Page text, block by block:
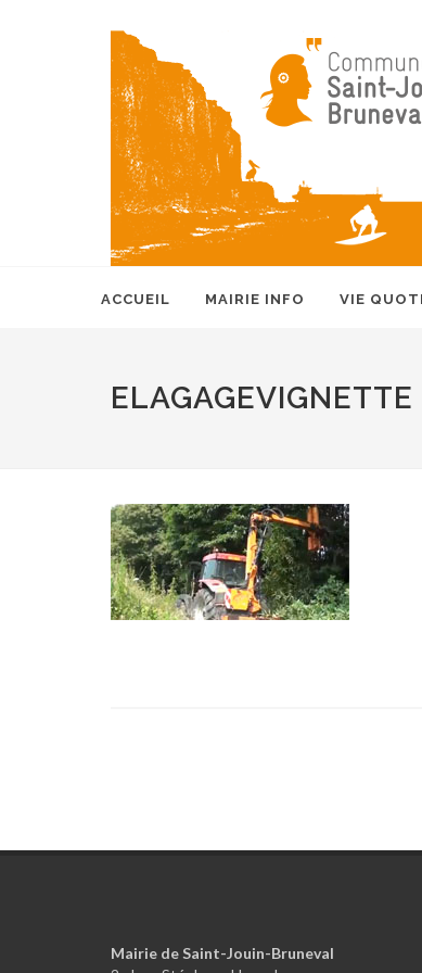
ACCUEIL MAIRIE INFO VIE
ELAGAGEVIGNETTE
Mairie de Saint-Jouin-Bruneval